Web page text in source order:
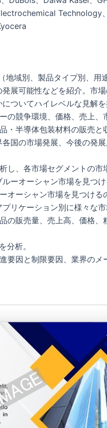
Technology
地域別、製品タイプ別、用
展可能性などを紹介。市
ついてハイレベルな見解を
競争環境、価格、売上、
・半導体包装材料の販売
国の市場発展、今後の発展
し、各市場セグメントの市
ーオーシャン市場を見つけ
オーシャン市場を見つける
リケーション別に様々な市
の販売量、売上高、価格、
分析。
要因と制限要因、業界のメ